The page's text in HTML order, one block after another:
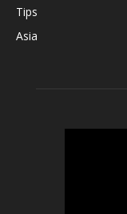
Tips
Asia